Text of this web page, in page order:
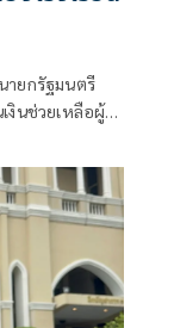
ายกรัฐมนตรี
งินช่วยเหลือผู้
ลือ โดยมีนาง
รายงานถึง
ยู่ที่ 254 ล้าน